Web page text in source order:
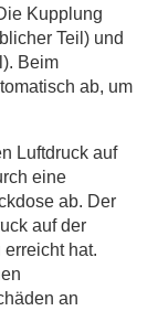
Kupplung
Teil) und
Beim
ab, um
Luftdruck auf
eine
ab. Der
auf der
hat.
an